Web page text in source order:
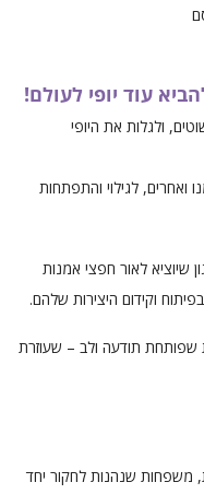
עוד יופי לעולם!
ולגלות את היופי
ואחרים, לגילוי והתפתחות
שיוציא לאור חפצי אמנות
וקידום היצירות שלהם.
שפותחת תודעה ולב – שעוזרת
משפחות שנהנות לחקור יחד